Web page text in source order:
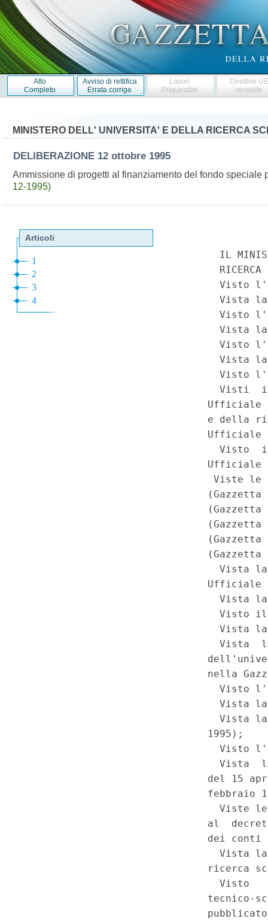
Atto
Completo
Avviso di rettifica
Errata corrige
Lavori
Preparatori
Direttive
recepite
MINISTERO DELL' UNIVERSITA' E DELLA RICERCA
DELIBERAZIONE 12 ottobre 1995
Ammissione di progetti al finanziamento del fondo speciale
12-1995)